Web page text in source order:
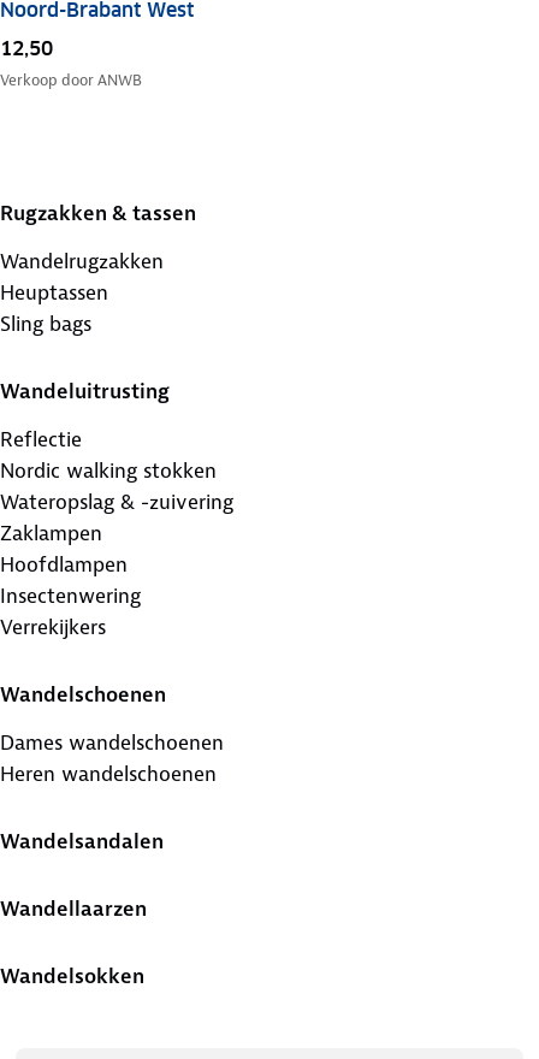
Noord-Brabant West
12,50
Verkoop doorANWB
Rugzakken & tassen
Wandelrugzakken
Heuptassen
Sling bags
Wandeluitrusting
Reflectie
Nordic walking stokken
Wateropslag & -zuivering
Zaklampen
Hoofdlampen
Insectenwering
Verrekijkers
Wandelschoenen
Dames wandelschoenen
Heren wandelschoenen
Wandelsandalen
Wandellaarzen
Wandelsokken